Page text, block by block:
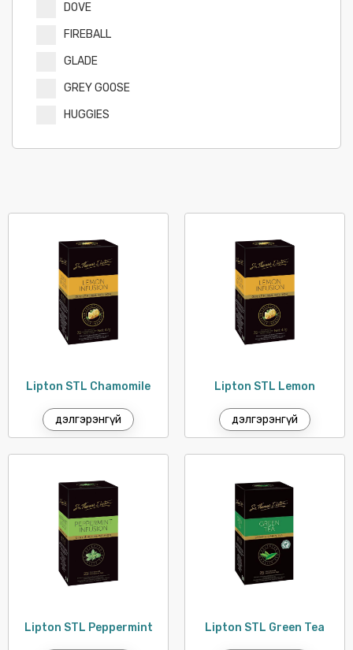
DOVE
FIREBALL
GLADE
GREY GOOSE
HUGGIES
KOREGA
KOTEX
LIPTON
MR MUSCLE
OMO
P/S
PARODONTAX
PEPSODENT
PRINGLES
PRONTO
RAID
SENSODYNE
Lipton STL Chamomile
дэлгэрэнгүй
Lipton STL Lemon
дэлгэрэнгүй
Lipton STL Peppermint Lipton STL Green Tea